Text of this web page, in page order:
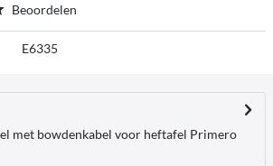
Beoordelen
E6335
met bowdenkabel voor heftafel Primero